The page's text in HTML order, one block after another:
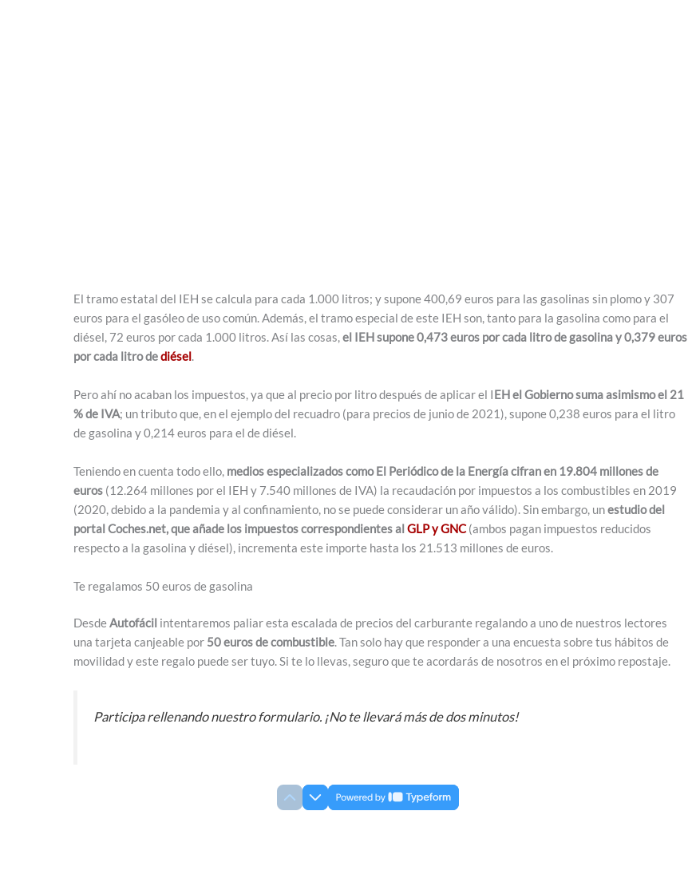
El tramo estatal del IEH se calcula para cada 1.000 litros; y supone 400,69 euros para las gasolinas sin plomo y 307
euros para el gasóleo de uso común. Además, el tramo especial de este IEH son, tanto para la gasolina como para el
diésel, 72 euros por cada 1.000 litros. Así las cosas, el IEH supone 0,473 euros por cada litro de gasolina y 0,379 euros
por cada litro dediésel
Pero ahí no acaban los impuestos, ya que al precio por litro después de aplicar el IEH el Gobierno suma asimismo el 21
% de IVA; un tributo que, en el ejemplo del recuadro (para precios de junio de 2021), supone 0,238 euros para el litro
de gasolina y 0,214 euros para el de diésel.
Teniendo en cuenta todo ello, medios especializados como El Periódico de la Energía cifran en 19.804 millones de
euros (12.264 millones por el IEH y 7.540 millones de IVA) la recaudación por impuestos a los combustibles en 2019
(2020, debido a la pandemia y al confinamiento, no se puede considerar un año válido). Sin embargo, unestudio del
portal Coches.net, que añade los impuestos correspondientes alGLP y GNC(ambos pagan impuestos reducidos
respecto a la gasolina y diésel), incrementa este importe hasta los 21.513 millones de euros.
Te regalamos 50 euros de gasolina
DesdeAutofácil intentaremos paliar esta escalada de precios del carburante regalando a uno de nuestros lectores
una tarjeta canjeable por 50 euros de combustible. Tan solo hay que responder a una encuesta sobre tus hábitos de
movilidad y este regalo puede ser tuyo. Si te lo llevas, seguro que te acordarás de nosotros en el próximo repostaje.
Participa rellenando nuestro formulario. ¡No te llevará más de dos minutos!